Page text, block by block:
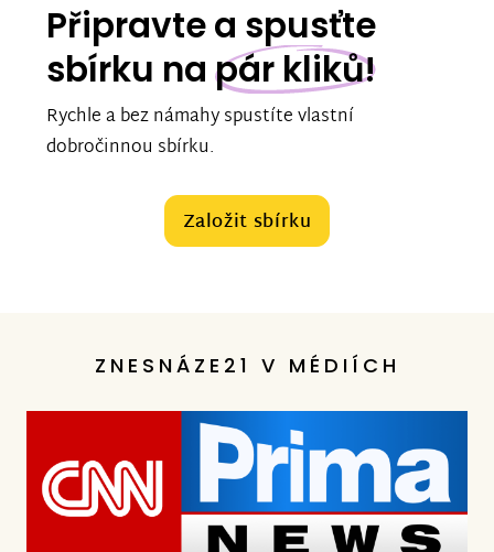
Připravte a spusťte
sbírku na pár kliků!
Rychle a bez námahy spustíte vlastní
dobročinnou sbírku.
Založit sbírku
ZNESNÁZE21 V MÉDIÍCH